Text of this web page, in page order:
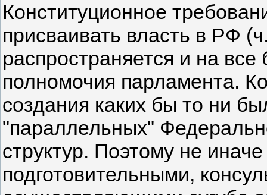
Конституционное
присваивать власть в РФ
распространяется и на
полномочия парламента.
создания каких бы то ни
"параллельных"
структур. Поэтому не
подготовительными,